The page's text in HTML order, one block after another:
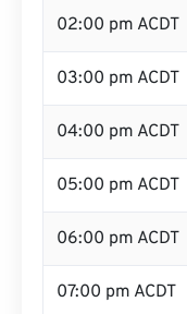
02:00 pm ACDT
03:00 pm ACDT
04:00 pm ACDT
05:00 pm ACDT
06:00 pm ACDT
07:00 pm ACDT